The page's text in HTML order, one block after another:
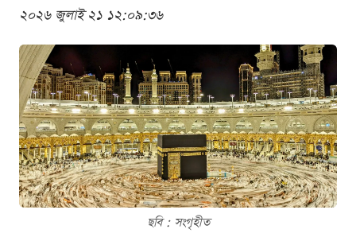
২০২৬ জুলাই ২১ ১২:০৯:৩৬
ছবি : সংগৃহীত